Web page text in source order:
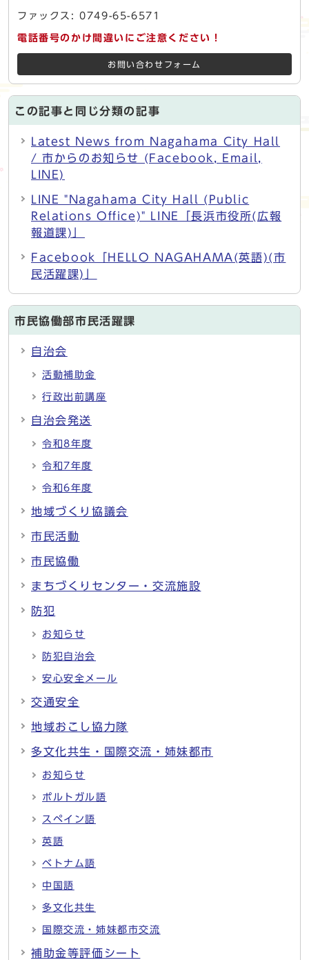
ファックス: 0749-65-6571
電話番号のかけ間違いにご注意ください！
お問い合わせフォーム
この記事と同じ分類の記事
Latest News from Nagahama City Hall
/ 市からのお知らせ (Facebook, Email,
LINE)
LINE "Nagahama City Hall (Public
Relations Office)" LINE「長浜市役所(広報
報道課)」
Facebook「HELLO NAGAHAMA(英語)(市
民活躍課)」
市民協働部市民活躍課
自治会
活動補助金
行政出前講座
自治会発送
令和8年度
令和7年度
令和6年度
地域づくり協議会
市民活動
市民協働
まちづくりセンター・交流施設
防犯
お知らせ
防犯自治会
安心安全メール
交通安全
地域おこし協力隊
多文化共生・国際交流・姉妹都市
お知らせ
ポルトガル語
スペイン語
英語
ベトナム語
中国語
多文化共生
国際交流・姉妹都市交流
補助金等評価シート